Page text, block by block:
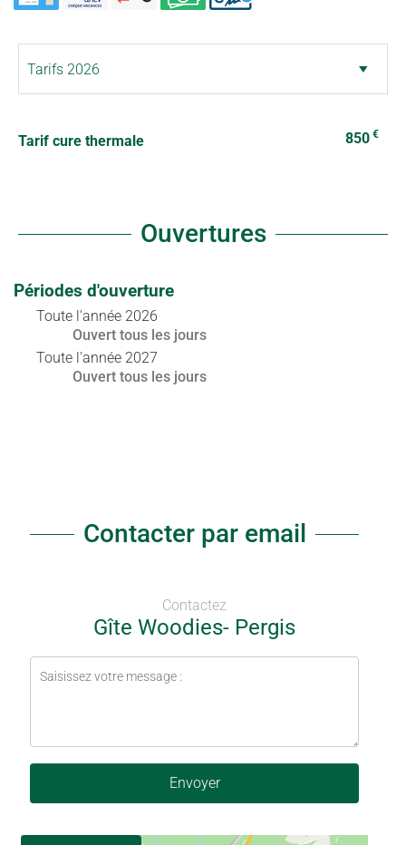
Tarif cure thermale 850 €
Ouvertures
Périodes d'ouverture
Toute l'année 2026
Ouvert tous les jours
Toute l'année 2027
Ouvert tous les jours
Contacter par email
Contactez
Gîte Woodies- Pergis
Envoyer